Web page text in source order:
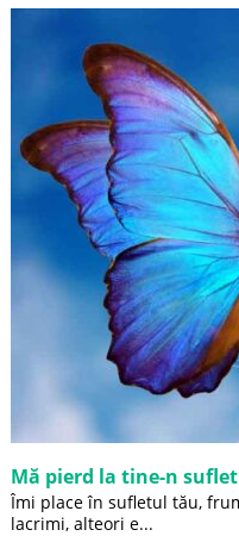
Mă pierd la tine-n suflet
Îmi place în sufletul tău,
lacrimi, alteori e...